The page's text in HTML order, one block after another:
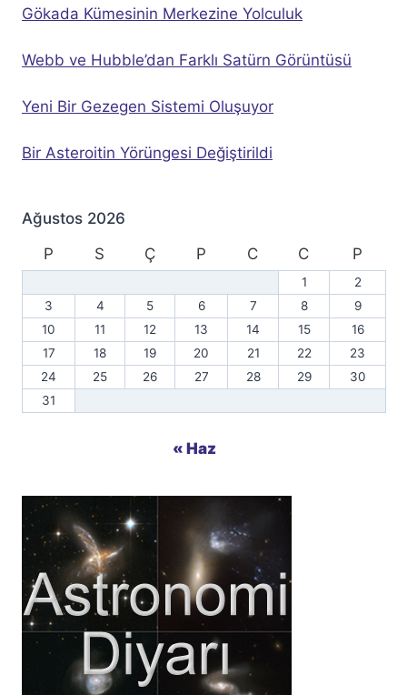
Gökada Kümesinin Merkezine Yolculuk
Webb ve Hubble’dan Farklı Satürn Görüntüsü
Yeni Bir Gezegen Sistemi Oluşuyor
Bir Asteroitin Yörüngesi Değiştirildi
Ağustos 2026
P
S Ç P C C P
1
2
3
4 5 6 7 8
9
10
11 12 13 14 15
16
17
18 19 20 21 22
23
24
25 26 27 28 29
30
31
« Haz